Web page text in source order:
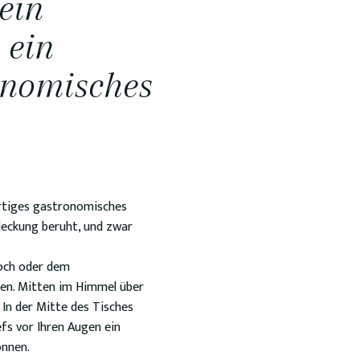
ein
gastronomisches
beruht, und zwar
oder dem
Mitten im Himmel über
der Mitte des Tisches
vor Ihren Augen ein